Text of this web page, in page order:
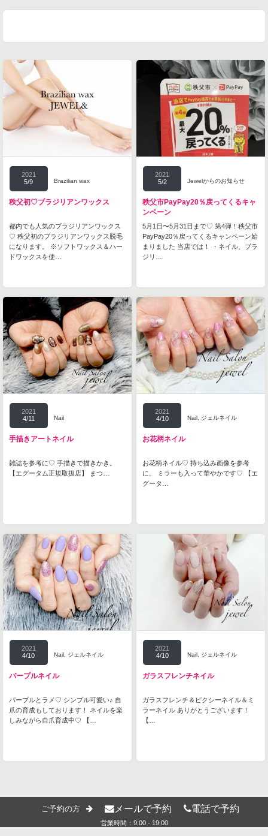
2021
5/9
Brazilian wax
秩父初♡ブラジリアンワックス
都内でも人気のブラジリアンワックス
♡ 秩父初のブラジリアンワックス脱毛
になります。 ※ソフトワックス＆ハー
ドワックスを使…
2021
5/2
Jewelからのお知らせ
秩父市PayPay20％戻ってくるキャ
ンペーン
5月1日〜5月31日まで♡ 第4弾！秩父市
PayPay20％戻ってくるキャンペーン始
まりました 当店では！ ・ネイル、ブラ
ジリ…
2021
4/11
Nail
手描きアートネイル
雑誌を参考に♡ 手描きで描きかき。
【エグータム正規取扱店】 まつ…
2021
4/10
Nail ジェルネイル
お花柄ネイル
お花柄ネイル♡ 持ち込み画像を参考
に。 ミラーも入って華やかです♡ 【エ
グータ…
2021
4/10
Nail ジェルネイル
パープルネイル
パープルとラメ♡ シンプル可愛い♪ 自
爪の育成もしております！ ネイルを楽
しみながら自爪育成中♡ 【…
2021
4/10
Nail ジェルネイル
ガラスフレンチネイル
ガラスフレンチ＆ピクシーネイル＆ミ
ラーネイル ありがとうございます！
【…
ご予約の方 メールで予約 電話で予約
営業時間：9:00 - 19:00